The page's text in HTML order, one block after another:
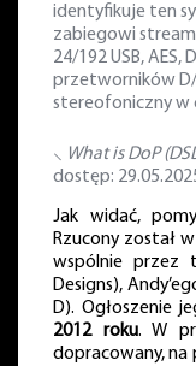
identyfikuje ten
zabiegowi stream
24/192 USB, AES,
przetworników
stereofoniczny w
⸜ What is DoP
dostęp:
Jak widać,
Rzucony został
wspólnie przez
Designs),
D). Ogłoszenie
2012 roku. W
dopracowany, na